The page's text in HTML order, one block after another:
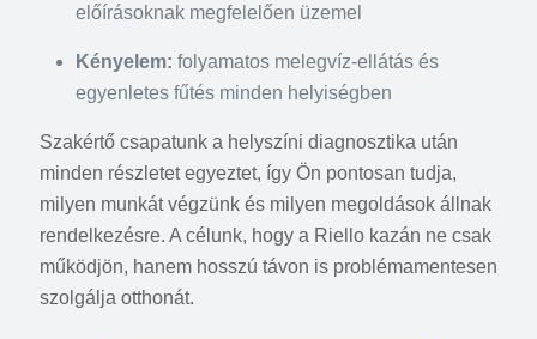
előírásoknak megfelelően üzemel
Kényelem: folyamatos melegvíz-ellátás és
egyenletes fűtés minden helyiségben
Szakértő csapatunk a helyszíni diagnosztika után
minden részletet egyeztet, így Ön pontosan tudja,
milyen munkát végzünk és milyen megoldások állnak
rendelkezésre. A célunk, hogy a Riello kazán ne csak
működjön, hanem hosszú távon is problémamentesen
szolgálja otthonát.